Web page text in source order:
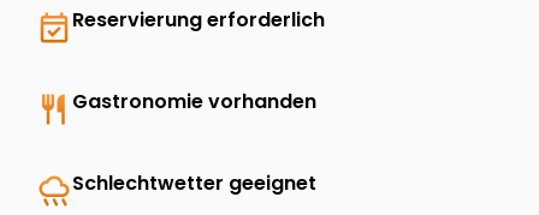
event_availableReservierung erforderlich
restaurant Gastronomie vorhanden
rainySchlechtwetter geeignet